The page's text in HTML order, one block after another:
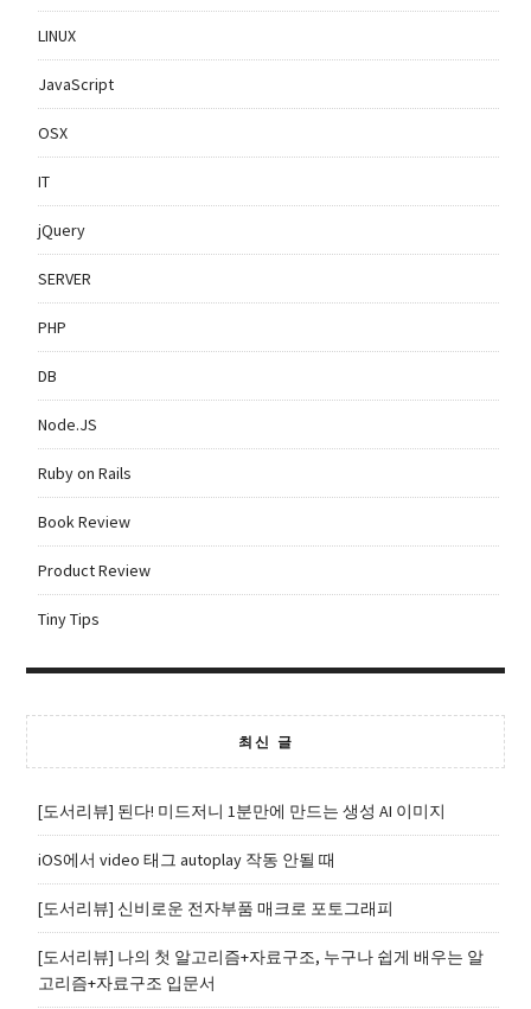
LINUX
JavaScript
OSX
IT
jQuery
SERVER
PHP
DB
Node.JS
Ruby on Rails
Book Review
Product Review
Tiny Tips
최신 글
[도서리뷰] 된다! 미드저니 1분만에 만드는 생성 AI 이미지
iOS에서 video 태그 autoplay 작동 안될 때
[도서리뷰] 신비로운 전자부품 매크로 포토그래피
[도서리뷰] 나의 첫 알고리즘+자료구조, 누구나 쉽게 배우는 알
고리즘+자료구조 입문서